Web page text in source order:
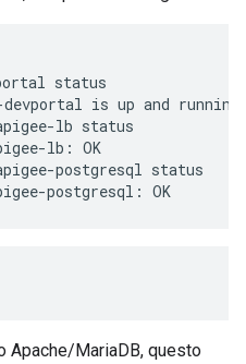
status
is up and running
lb status
lb: OK
postgresql status
postgresql: OK
Apache/MariaDB, questo